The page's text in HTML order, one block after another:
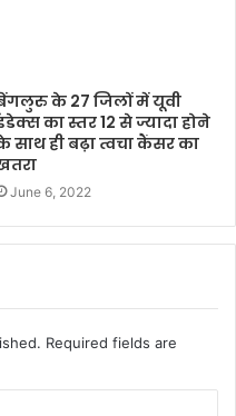
के 27 जिलों में यूवी
का स्तर 12 से ज्यादा होने
साथ ही बढ़ा त्वचा कैंसर का
June 6, 2022
Required fields are